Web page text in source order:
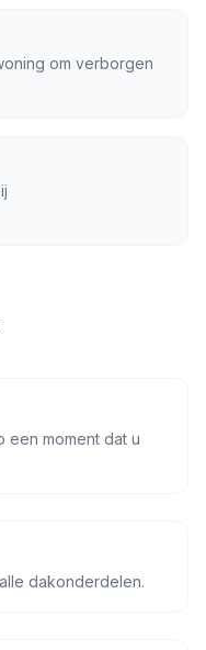
om verborgen
een moment dat u
dakonderdelen.